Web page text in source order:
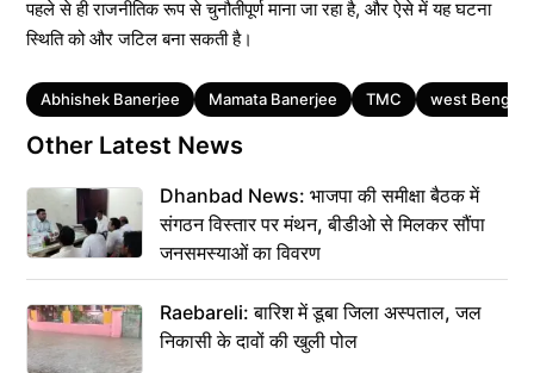
पहले से ही राजनीतिक रूप से चुनौतीपूर्ण माना जा रहा है, और ऐसे में यह घटना
स्थिति को और जटिल बना सकती है।
Tags
Abhishek Banerjee Mamata Banerjee TMC west Bengal
Other Latest News
Dhanbad News: भाजपा की समीक्षा बैठक में
संगठन विस्तार पर मंथन, बीडीओ से मिलकर सौंपा
जनसमस्याओं का विवरण
Raebareli: बारिश में डूबा जिला अस्पताल, जल
निकासी के दावों की खुली पोल